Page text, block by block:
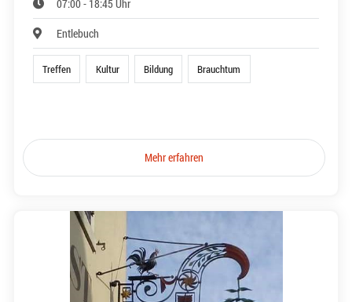
07:00 - 18:45 Uhr
Entlebuch
Treffen Kultur Bildung Brauchtum
Mehr erfahren